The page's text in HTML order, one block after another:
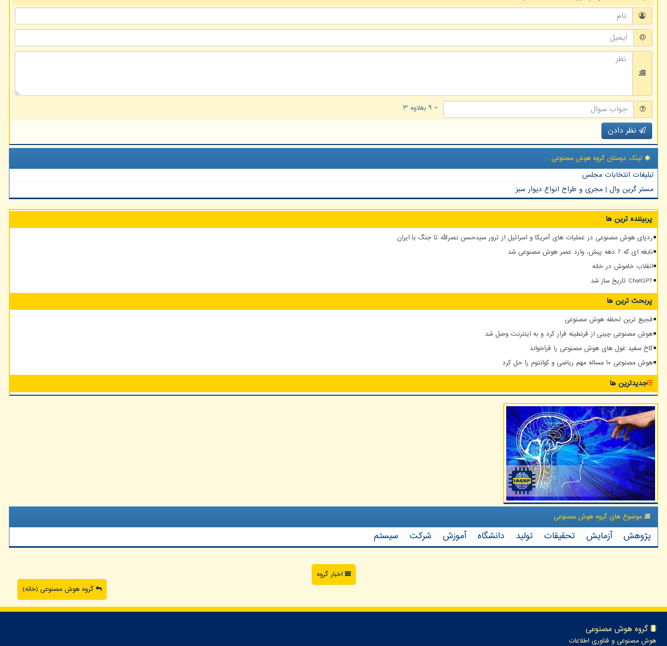
= ۹ بعلاوه ۳
نظر دادن
لینک دوستان گروه هوش مصنوعی
تبلیغات انتخابات مجلس
مستر گرین وال | مجری و طراح انواع دیوار سبز
پربیننده ترین ها
ردپای هوش مصنوعی در عملیات های آمریکا و اسرائیل از ترور سیدحسن نصرالله تا جنگ با ایران
نابغه ای که 7 دهه پیش، وارد عصر هوش مصنوعی شد
انقلاب خاموش در خانه
ChatGPT تاریخ ساز شد
پربحث ترین ها
فجیع ترین لحظه هوش مصنوعی
هوش مصنوعی چینی از قرنطینه فرار کرد و به اینترنت وصل شد
کاخ سفید غول های هوش مصنوعی را فراخواند
هوش مصنوعی ۱۰ مساله مهم ریاضی و کوانتوم را حل کرد
جدیدترین ها
موضوع های گروه هوش مصنوعی
پژوهش آزمایش تحقیقات تولید دانشگاه آموزش شركت سیستم
اخبار گروه
گروه هوش مصنوعی (خانه)
گروه هوش مصنوعی
هوش مصنوعی و فناوری اطلاعات